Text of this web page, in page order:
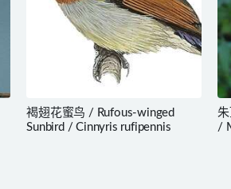
褐翅花蜜鸟 / Rufous-winged
Sunbird / Cinnyris rufipennis
/